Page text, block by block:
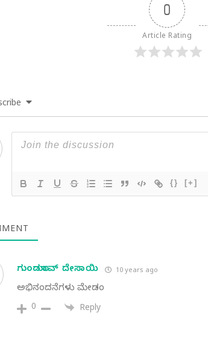
0
Article Rating
{} [+]
ಗುಂಡುರಾವ್ ದೇಸಾಯಿ 10 years ago
ಅಭಿನಂದನೆಗಳು ಮೇಡಂ
0 Reply